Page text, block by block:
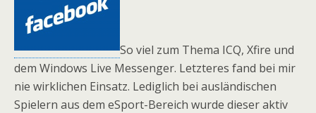
So viel zum Thema ICQ, Xfire und
dem Windows Live Messenger. Letzteres fand bei mir
nie wirklichen Einsatz. Lediglich bei ausländischen
Spielern aus dem eSport-Bereich wurde dieser aktiv